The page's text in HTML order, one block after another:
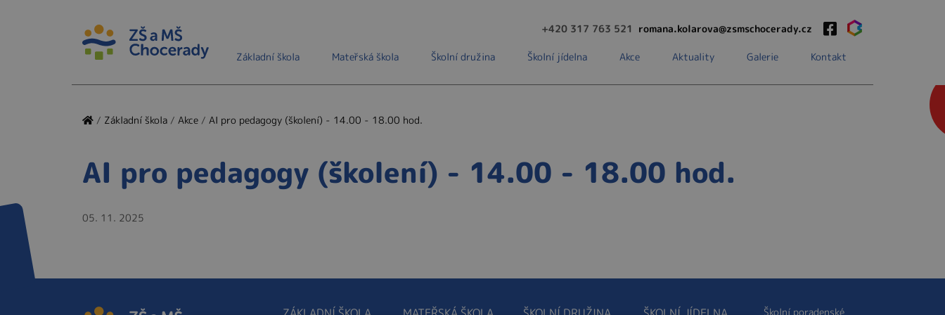
+420 317 763 521 romana.kolarova@zsmschocerady.cz
Základní škola Mateřská škola Školní družina Školní jídelna Akce Aktuality Galerie Kontakt
/ Základní škola / Akce / AI pro pedagogy (školení) - 14.00 - 18.00 hod.
AI pro pedagogy (školení) - 14.00 - 18.00 hod.
05. 11. 2025
Školní poradenské